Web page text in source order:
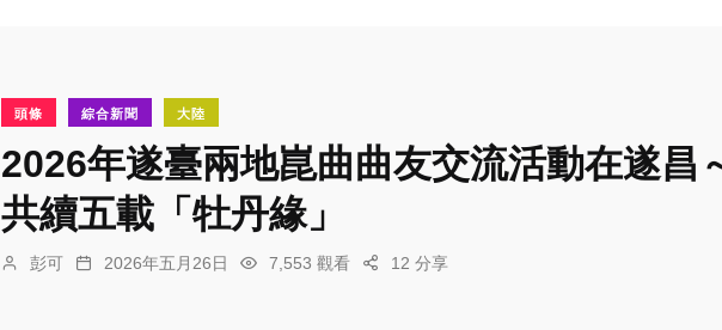
頭條 綜合新聞 大陸
2026年遂臺兩地崑曲曲友交流活動在遂
共續五載「牡丹緣」
彭可 2026年五月26日 7,553 觀看 12 分享